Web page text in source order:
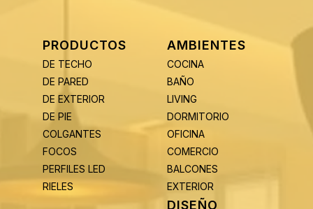
PRODUCTOS
DE TECHO
DE PARED
DE EXTERIOR
DE PIE
COLGANTES
FOCOS
PERFILES LED
RIELES
AMBIENTES
COCINA
BAÑO
LIVING
DORMITORIO
OFICINA
COMERCIO
BALCONES
EXTERIOR
DISEÑO